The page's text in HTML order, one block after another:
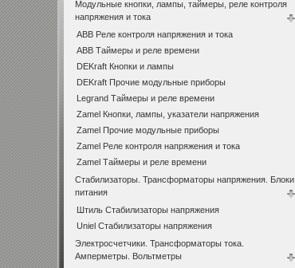
Модульные кнопки, лампы, таймеры, реле контроля
напряжения и тока
ABB Реле контроля напряжения и тока
ABB Таймеры и реле времени
DEKraft Кнопки и лампы
DEKraft Прочие модульные приборы
Legrand Таймеры и реле времени
Zamel Кнопки, лампы, указатели напряжения
Zamel Прочие модульные приборы
Zamel Реле контроля напряжения и тока
Zamel Таймеры и реле времени
Стабилизаторы. Трансформаторы напряжения. Блоки
питания
Штиль Стабилизаторы напряжения
Uniel Стабилизаторы напряжения
Электросчетчики. Трансформаторы тока.
Амперметры. Вольтметры